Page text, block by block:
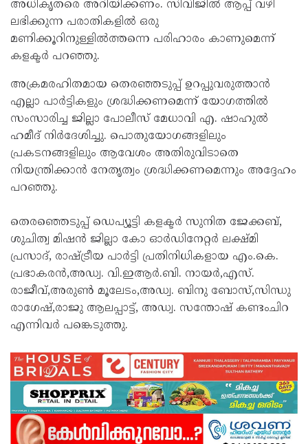
അധികൃതരെ അറിയിക്കണം. സിവിജിൽ ആപ്പ് വഴി
ലഭിക്കുന്ന പരാതികളിൽ ഒരു
മണിക്കൂറിനുള്ളിൽത്തന്നെ പരിഹാരം കാണുമെന്ന്
കളക്ടർ പറഞ്ഞു.
അക്രമരഹിതമായ തെരഞ്ഞടുപ്പ് ഉറപ്പുവരുത്താൻ
എല്ലാ പാർട്ടികളും ശ്രദ്ധിക്കണമെന്ന് യോഗത്തിൽ
സംസാരിച്ച ജില്ലാ പോലീസ് മേധാവി എ. ഷാഹുൽ
ഹമീദ് നിർദേശിച്ചു. പൊതുയോഗങ്ങളിലും
പ്രകടനങ്ങളിലും ആവേശം അതിരുവിടാതെ
നിയന്ത്രിക്കാൻ നേതൃത്വം ശ്രദ്ധിക്കണമെന്നും അദ്ദേഹം
പറഞ്ഞു.
തെരഞ്ഞെടുപ്പ് ഡെപ്യൂട്ടി കളക്ടർ സുനിത ജേക്കബ്,
ശുചിത്വ മിഷൻ ജില്ലാ കോ ഓർഡിനേറ്റർ ലക്ഷ്മി
പ്രസാദ്, രാഷ്ട്രീയ പാർട്ടി പ്രതിനിധികളായ എം.കെ.
പ്രഭാകരൻ,അഡ്വ. വി.ഇആർ.ബി. നായർ,എസ്.
രാജീവ്,അരുൺ മൂലേടം,അഡ്വ. ബിനു ബോസ്,സിന്ധു
രാഗേഷ്,രാജു ആലപ്പാട്ട്, അഡ്വ. സന്തോഷ് കണ്ടംചിറ
എന്നിവർ പങ്കെടുത്തു.